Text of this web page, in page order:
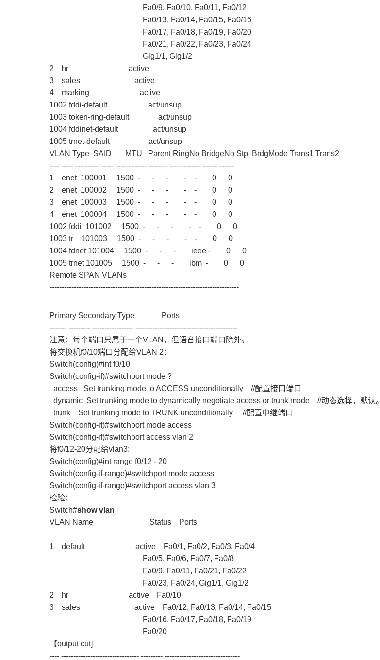
Fa0/9, Fa0/10, Fa0/11, Fa0/12
Fa0/13, Fa0/14, Fa0/15, Fa0/16
Fa0/17, Fa0/18, Fa0/19, Fa0/20
Fa0/21, Fa0/22, Fa0/23, Fa0/24
Gig1/1, Gig1/2
2 hr active
3 sales active
4 marking active
1002 fddi-default act/unsup
1003 token-ring-default act/unsup
1004 fddinet-default act/unsup
1005 trnet-default act/unsup
VLAN Type SAID MTU Parent RingNo BridgeNo Stp BrdgMode Trans1 Trans2
---- ----- ---------- ----- ------ ------ -------- ---- -------- ------ ------
1 enet 100001 1500 - - - - - 0 0
2 enet 100002 1500 - - - - - 0 0
3 enet 100003 1500 - - - - - 0 0
4 enet 100004 1500 - - - - - 0 0
1002 fddi 101002 1500 - - - - - 0 0
1003 tr 101003 1500 - - - - - 0 0
1004 fdnet 101004 1500 - - - ieee - 0 0
1005 trnet 101005 1500 - - - ibm - 0 0
Remote SPAN VLANs
------------------------------------------------------------------------------
Primary Secondary Type Ports
------- --------- ----------------- ------------------------------------------
注意：每个端口只属于一个VLAN，但语音接口端口除外。
将交换机f0/10端口分配给VLAN 2：
Switch(config)#int f0/10
Switch(config-if)#switchport mode ?
access Set trunking mode to ACCESS unconditionally //配置接口端口
dynamic Set trunking mode to dynamically negotiate access or trunk mode //动态选择，默认。
trunk Set trunking mode to TRUNK unconditionally //配置中继端口
Switch(config-if)#switchport mode access
Switch(config-if)#switchport access vlan 2
将f0/12-20分配给vlan3:
Switch(config)#int range f0/12 - 20
Switch(config-if-range)#switchport mode access
Switch(config-if-range)#switchport access vlan 3
检验：
Switch#show vlan
VLAN Name Status Ports
---- -------------------------------- --------- -------------------------------
1 default active Fa0/1, Fa0/2, Fa0/3, Fa0/4
Fa0/5, Fa0/6, Fa0/7, Fa0/8
Fa0/9, Fa0/11, Fa0/21, Fa0/22
Fa0/23, Fa0/24, Gig1/1, Gig1/2
2 hr active Fa0/10
3 sales active Fa0/12, Fa0/13, Fa0/14, Fa0/15
Fa0/16, Fa0/17, Fa0/18, Fa0/19
Fa0/20
【output cut]
---- -------------------------------- --------- -------------------------------